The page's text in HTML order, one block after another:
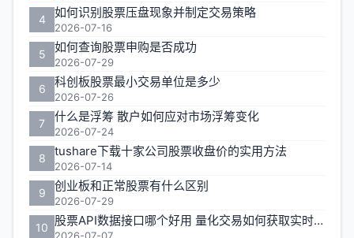
页
4 如何识别股票压盘现象并制定交易策略
2026-07-16
5 如何查询股票申购是否成功
2026-07-29
6 科创板股票最小交易单位是多少
2026-07-26
7 什么是浮筹 散户如何应对市场浮筹变化
2026-07-24
8 tushare下载十家公司股票收盘价的实用方法
2026-07-14
9 创业板和正常股票有什么区别
2026-07-29
10 股票API数据接口哪个好用 量化交易如何获取实时行情